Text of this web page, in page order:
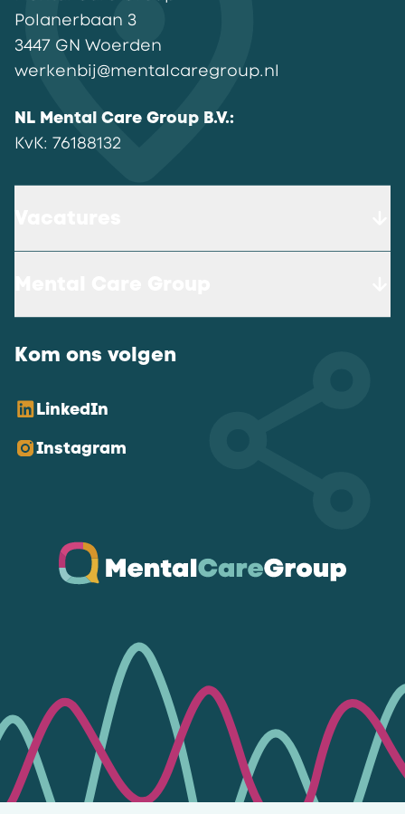
Polanerbaan 3
3447 GN Woerden
werkenbij@mentalcaregroup.nl
NL Mental Care Group B.V.:
KvK: 76188132
Kom ons volgen
LinkedIn
Instagram